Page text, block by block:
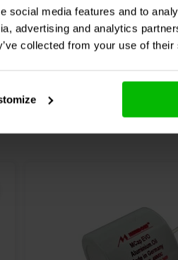
social media features and to
advertising and analytics
collected from your use of
Confronta